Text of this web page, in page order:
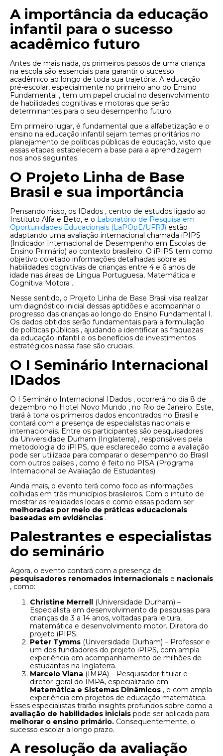
A importância da educação
infantil para o sucesso
acadêmico futuro
Antes de mais nada, os primeiros passos de uma criança
na escola são essenciais para garantir o sucesso
acadêmico ao longo de toda sua trajetória. A educação
pré-escolar, especialmente no primeiro ano do Ensino
Fundamental , tem um papel crucial no desenvolvimento
de habilidades cognitivas e motoras que serão
determinantes para o seu desempenho futuro.
Em primeiro lugar, é fundamental que a alfabetização e o
ensino na educação infantil sejam temas prioritários no
planejamento de políticas públicas de educação, visto que
essas etapas estabelecem a base para a aprendizagem
nos anos seguintes.
O Projeto Linha de Base
Brasil e sua importância
Pensando nisso, os IDados , centro de estudos ligado ao
Instituto Alfa e Beto, e o Laboratório de Pesquisa em
Oportunidades Educacionais (LaPOpE/UFRJ) estão
adaptando uma avaliação internacional chamada iPIPS
(Indicador Internacional de Desempenho em Escolas de
Ensino Primário) ao contexto brasileiro. O iPIPS tem como
objetivo coletado informações detalhadas sobre as
habilidades cognitivas de crianças entre 4 e 6 anos de
idade nas áreas de Língua Portuguesa, Matemática e
Cognitiva Motora .
Nesse sentido, o Projeto Linha de Base Brasil visa realizar
um diagnóstico inicial dessas aptidões e acompanhar o
progresso das crianças ao longo do Ensino Fundamental I.
Os dados obtidos serão fundamentais para a formulação
de políticas públicas , ajudando a identificar as fraquezas
da educação infantil e os benefícios de investimentos
estratégicos nessa fase são cruciais.
O I Seminário Internacional
IDados
O I Seminário Internacional IDados , ocorrerá no dia 8 de
dezembro no Hotel Novo Mundo , no Rio de Janeiro. Este,
trará à tona os primeiros dados encontrados no Brasil e
contará com a presença de especialistas nacionais e
internacionais. Entre os participantes são pesquisadores
da Universidade Durham (Inglaterra) , responsáveis ​​pela
metodologia do iPIPS, que esclareceão como a avaliação
pode ser utilizada para comparar o desempenho do Brasil
com outros países , como é feito no PISA (Programa
Internacional de Avaliação de Estudantes).
Ainda mais, o evento terá como foco as informações
colhidas em três municípios brasileiros. Com o intuito de
mostrar as realidades locais e como essas podem ser
melhoradas por meio de práticas educacionais
baseadas em evidências .
Palestrantes e especialistas
do seminário
Agora, o evento contará com a presença de
pesquisadores renomados internacionais e nacionais
, como:
Christine Merrell (Universidade Durham) –
Especialista em desenvolvimento de pesquisas para
crianças de 3 a 14 anos, voltadas para leitura,
matemática e desenvolvimento motor. Diretora do
projeto iPIPS.
Peter Tymms (Universidade Durham) – Professor e
um dos fundadores do projeto iPIPS, com ampla
experiência em acompanhamento de milhões de
estudantes na Inglaterra.
Marcelo Viana (IMPA) – Pesquisador titular e
diretor-geral do IMPA, especializado em
Matemática e Sistemas Dinâmicos , e com ampla
experiência em projetos de educação matemática.
Esses especialistas trarão insights profundos sobre como a
avaliação de habilidades iniciais pode ser aplicada para
melhorar o ensino primário. Consequentemente, o
sucesso escolar a longo prazo.
A resolução da avaliação